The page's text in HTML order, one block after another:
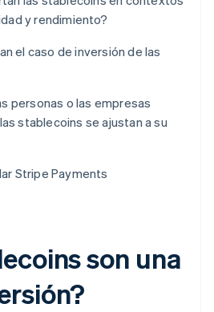
y rendimiento?
el caso de inversión de las
personas o las empresas
stablecoins se ajustan a su
Stripe Payments
son una